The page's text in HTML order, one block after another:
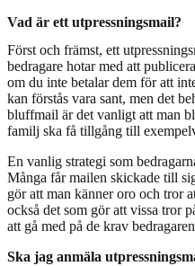
Vad är ett utpressningsmail?
Först och främst, ett
bedragare hotar med att
om du inte betalar dem för att
kan förstås vara sant, men det
bluffmail är det vanligt att man
familj ska få tillgång till
En vanlig strategi som
Många får mailen skickade till
gör att man känner oro och tror
också det som gör att vissa tror
att gå med på de krav
Ska jag anmäla